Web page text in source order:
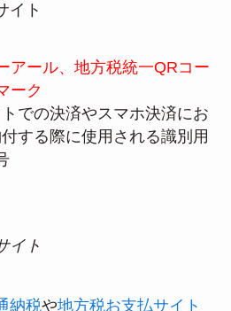
イト
アール、地方税統一QRコー
ーク
での決済やスマホ決済にお
する際に使用される識別用
イト
納税や地方税お支払サイト